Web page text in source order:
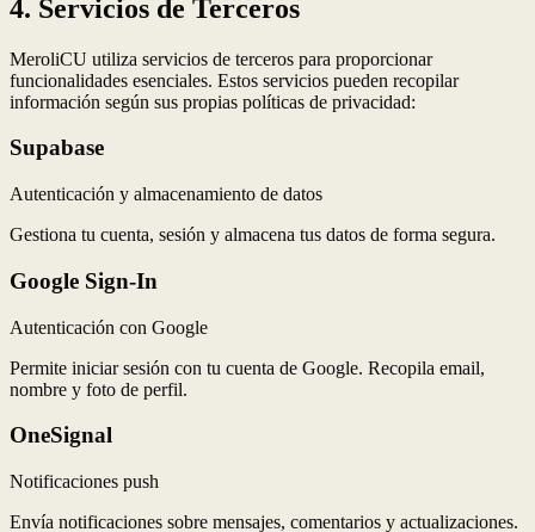
4. Servicios de Terceros
MeroliCU utiliza servicios de terceros para proporcionar
funcionalidades esenciales. Estos servicios pueden recopilar
información según sus propias políticas de privacidad:
Supabase
Autenticación y almacenamiento de datos
Gestiona tu cuenta, sesión y almacena tus datos de forma segura.
Google Sign-In
Autenticación con Google
Permite iniciar sesión con tu cuenta de Google. Recopila email,
nombre y foto de perfil.
OneSignal
Notificaciones push
Envía notificaciones sobre mensajes, comentarios y actualizaciones.